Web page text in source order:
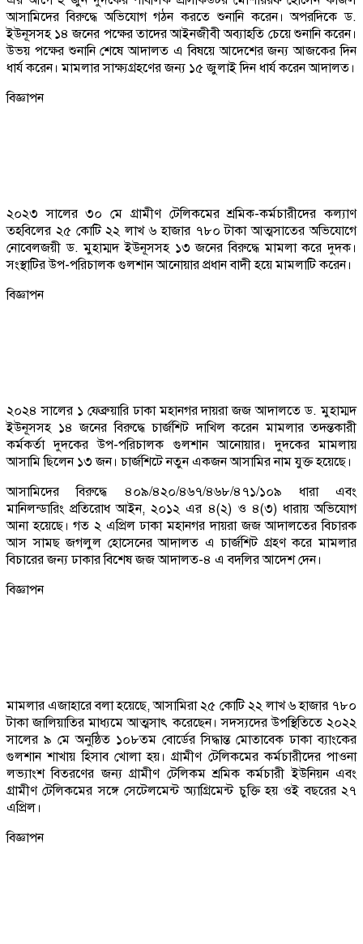
আসামিদের বিরুদ্ধে অভিযোগ গঠন করতে শুনানি করেন। অপরদিকে ড.
ইউনূসসহ ১৪ জনের পক্ষের তাদের আইনজীবী অব্যাহতি চেয়ে শুনানি করেন।
উভয় পক্ষের শুনানি শেষে আদালত এ বিষয়ে আদেশের জন্য আজকের দিন
ধার্য করেন। মামলার সাক্ষ্যগ্রহণের জন্য ১৫ জুলাই দিন ধার্য করেন আদালত।
বিজ্ঞাপন
২০২৩ সালের ৩০ মে গ্রামীণ টেলিকমের শ্রমিক-কর্মচারীদের কল্যাণ
তহবিলের ২৫ কোটি ২২ লাখ ৬ হাজার ৭৮০ টাকা আত্মসাতের অভিযোগে
নোবেলজয়ী ড. মুহাম্মদ ইউনূসসহ ১৩ জনের বিরুদ্ধে মামলা করে দুদক।
সংস্থাটির উপ-পরিচালক গুলশান আনোয়ার প্রধান বাদী হয়ে মামলাটি করেন।
বিজ্ঞাপন
২০২৪ সালের ১ ফেব্রুয়ারি ঢাকা মহানগর দায়রা জজ আদালতে ড. মুহাম্মদ
ইউনূসসহ ১৪ জনের বিরুদ্ধে চার্জশিট দাখিল করেন মামলার তদন্তকারী
কর্মকর্তা দুদকের উপ-পরিচালক গুলশান আনোয়ার। দুদকের মামলায়
আসামি ছিলেন ১৩ জন। চার্জশিটে নতুন একজন আসামির নাম যুক্ত হয়েছে।
আসামিদের বিরুদ্ধে ৪০৯/৪২০/৪৬৭/৪৬৮/৪৭১/১০৯ ধারা এবং
মানিলন্ডারিং প্রতিরোধ আইন, ২০১২ এর ৪(২) ও ৪(৩) ধারায় অভিযোগ
আনা হয়েছে। গত ২ এপ্রিল ঢাকা মহানগর দায়রা জজ আদালতের বিচারক
আস সামছ জগলুল হোসেনের আদালত এ চার্জশিট গ্রহণ করে মামলার
বিচারের জন্য ঢাকার বিশেষ জজ আদালত-৪ এ বদলির আদেশ দেন।
বিজ্ঞাপন
মামলার এজাহারে বলা হয়েছে, আসামিরা ২৫ কোটি ২২ লাখ ৬ হাজার ৭৮০
টাকা জালিয়াতির মাধ্যমে আত্মসাৎ করেছেন। সদস্যদের উপস্থিতিতে ২০২২
সালের ৯ মে অনুষ্ঠিত ১০৮তম বোর্ডের সিদ্ধান্ত মোতাবেক ঢাকা ব্যাংকের
গুলশান শাখায় হিসাব খোলা হয়। গ্রামীণ টেলিকমের কর্মচারীদের পাওনা
লভ্যাংশ বিতরণের জন্য গ্রামীণ টেলিকম শ্রমিক কর্মচারী ইউনিয়ন এবং
গ্রামীণ টেলিকমের সঙ্গে সেটেলমেন্ট অ্যাগ্রিমেন্ট চুক্তি হয় ওই বছরের ২৭
এপ্রিল।
বিজ্ঞাপন